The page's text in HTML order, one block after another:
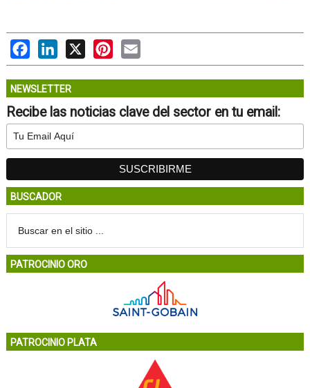
FacebookLinkedIn
X PinterestEmail
NEWSLETTER
Recibe las noticias clave del sector en tu email:
BUSCADOR
PATROCINIO ORO
PATROCINIO PLATA